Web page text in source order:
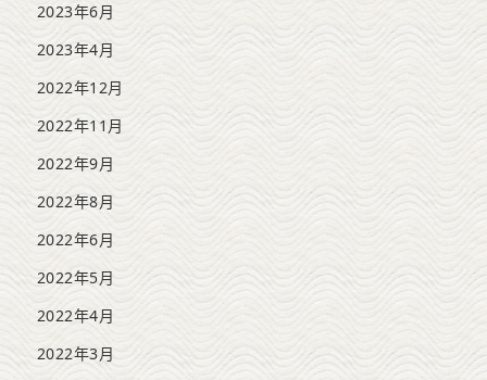
2023年6月
2023年4月
2022年12月
2022年11月
2022年9月
2022年8月
2022年6月
2022年5月
2022年4月
2022年3月